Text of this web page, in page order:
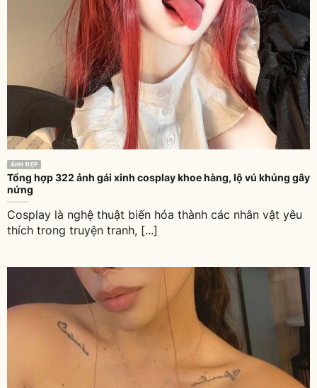
ẢNH ĐẸP
Tổng hợp 322 ảnh gái xinh cosplay khoe hàng, lộ vú khủng gây
nứng
Cosplay là nghệ thuật biến hóa thành các nhân vật yêu
thích trong truyện tranh, [...]